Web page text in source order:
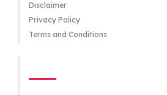
Disclaimer
Privacy Policy
Terms and Conditions